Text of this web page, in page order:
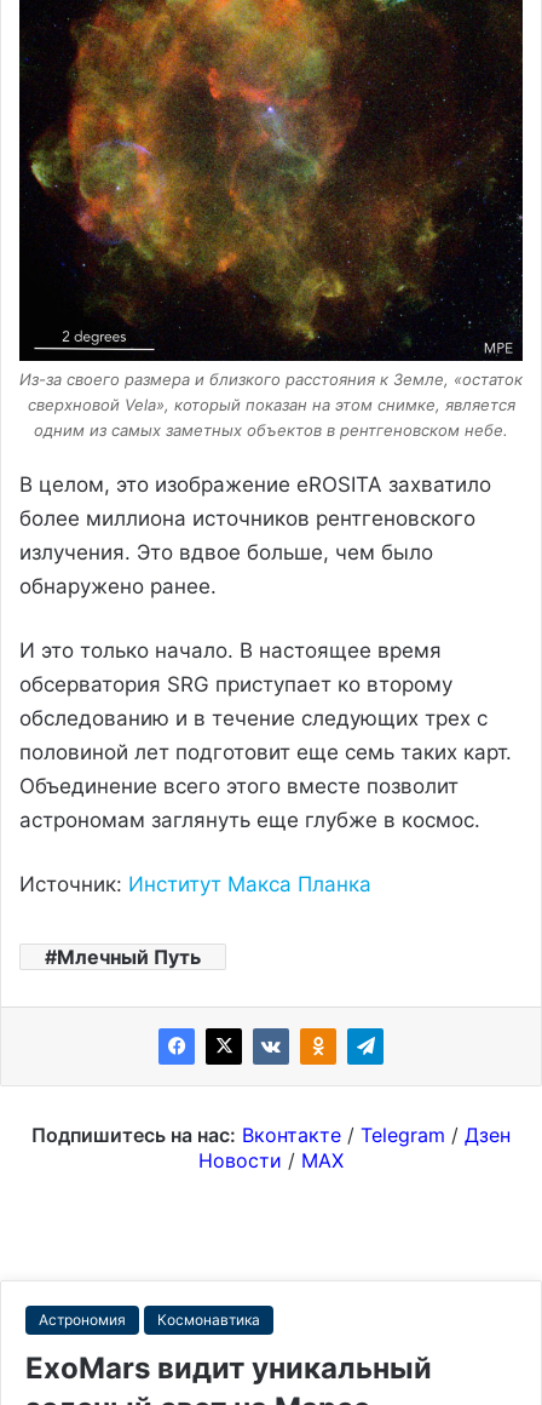
Из-за своего размера и близкого расстояния к Земле, «остаток
сверхновой Vela», который показан на этом снимке, является
одним из самых заметных объектов в рентгеновском небе.
В целом, это изображение eROSITA захватило
более миллиона источников рентгеновского
излучения. Это вдвое больше, чем было
обнаружено ранее.
И это только начало. В настоящее время
обсерватория SRG приступает ко второму
обследованию и в течение следующих трех с
половиной лет подготовит еще семь таких карт.
Объединение всего этого вместе позволит
астрономам заглянуть еще глубже в космос.
Источник: Институт Макса Планка
Млечный Путь
Подпишитесь на нас: Вконтакте / Telegram / Дзен
Новости / MAX